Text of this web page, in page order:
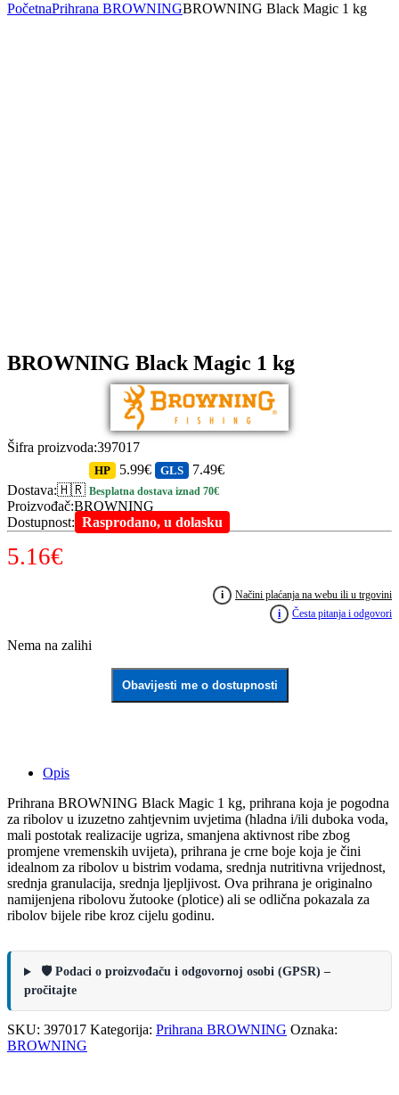
PočetnaPrihrana BROWNINGBROWNING Black Magic 1 kg
BROWNING Black Magic 1 kg
Šifra proizvoda:397017
Dostava:🇭🇷
HP 5.99€ GLS 7.49€
Besplatna dostava iznad 70€
Proizvođač:BROWNING
Dostupnost: Rasprodano, u dolasku
5.16€
i
Načini plaćanja na webu ili u trgovini
i
Česta pitanja i odgovori
Nema na zalihi
Obavijesti me o dostupnosti
Opis
Prihrana BROWNING Black Magic 1 kg, prihrana koja je pogodna
za ribolov u izuzetno zahtjevnim uvjetima (hladna i/ili duboka voda,
mali postotak realizacije ugriza, smanjena aktivnost ribe zbog
promjene vremenskih uvijeta), prihrana je crne boje koja je čini
idealnom za ribolov u bistrim vodama, srednja nutritivna vrijednost,
srednja granulacija, srednja ljepljivost. Ova prihrana je originalno
namijenjena ribolovu žutooke (plotice) ali se odlična pokazala za
ribolov bijele ribe kroz cijelu godinu.
🛡️ Podaci o proizvođaču i odgovornoj osobi (GPSR) –
pročitajte
SKU: 397017 Kategorija: Prihrana BROWNING Oznaka:
BROWNING